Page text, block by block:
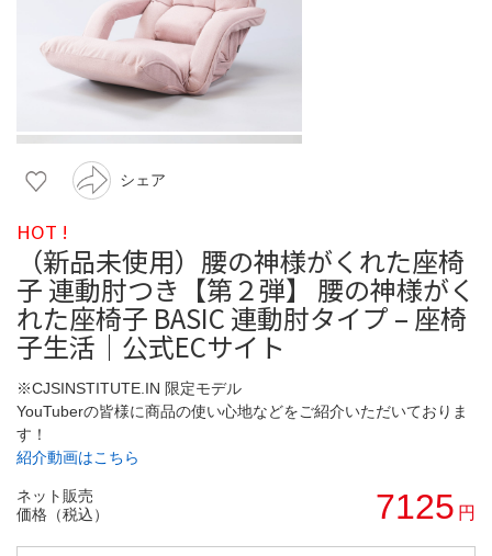
シェア
HOT !
（新品未使用）腰の神様がくれた座椅
子 連動肘つき【第２弾】 腰の神様がく
れた座椅子 BASIC 連動肘タイプ – 座椅
子生活｜公式ECサイト
※CJSINSTITUTE.IN 限定モデル
YouTuberの皆様に商品の使い心地などをご紹介いただいておりま
す！
紹介動画はこちら
ネット販売
価格（税込）
7125 円